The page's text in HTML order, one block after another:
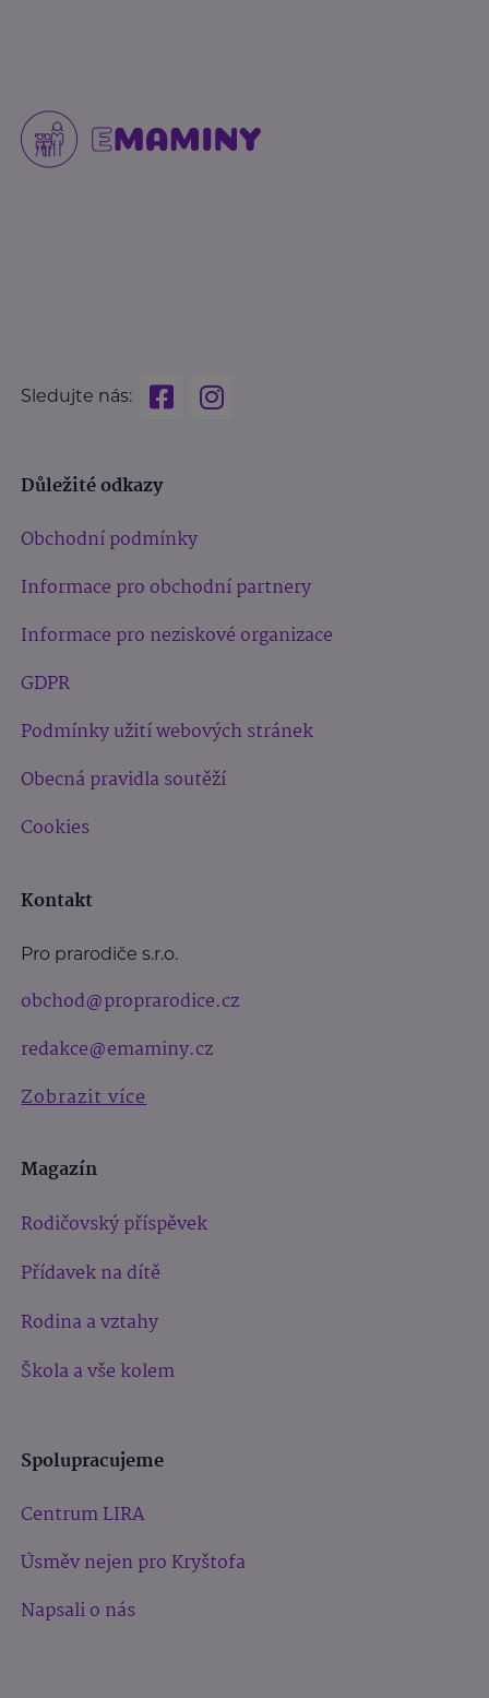
Sledujte nás:
Důležité odkazy
Obchodní podmínky
Informace pro obchodní partnery
Informace pro neziskové organizace
GDPR
Podmínky užití webových stránek
Obecná pravidla soutěží
Cookies
Kontakt
Pro prarodiče s.r.o.
obchod@proprarodice.cz
redakce@emaminy.cz
Zobrazit více
Magazín
Rodičovský příspěvek
Přídavek na dítě
Rodina a vztahy
Škola a vše kolem
Spolupracujeme
Centrum LIRA
Úsměv nejen pro Kryštofa
Napsali o nás